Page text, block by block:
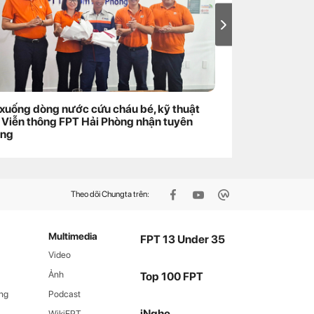
dòng nước cứu cháu bé, kỹ thuật
thông FPT Hải Phòng nhận tuyên
Theo dõi Chungta trên:
Multimedia
Video
Ảnh
Podcast
FPT 13 Under 35
Top 100 FPT